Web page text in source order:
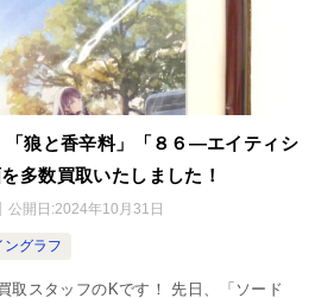
「狼と香辛料」「８６―エイティシ
多数買取いたしました！
公開日:2024年10月31日
ングラフ
取スタッフのKです！ 先日、「ソード